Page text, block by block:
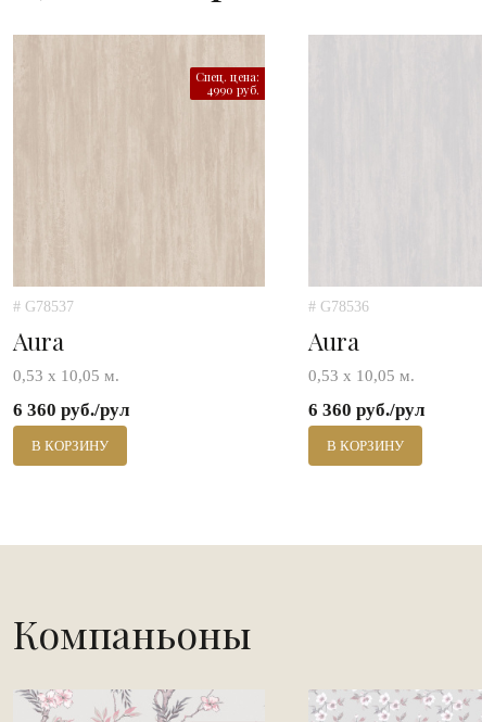
Спец. цена:
4990 руб.
# G78537
Aura
0,53 х 10,05 м.
6 360 руб./рул
В КОРЗИНУ
# G78536
Aura
0,53 х 10,05 м.
6 360 руб./рул
В КОРЗИНУ
Компаньоны